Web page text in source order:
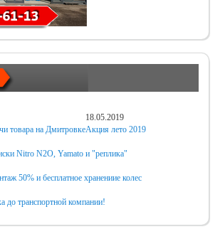
товара на Дмитровке
18.05.2019
Акция лето 2019
Nitro N2O, Yamato и "реплика"
50% и бесплатное хранениие колес
до транспортной компании!